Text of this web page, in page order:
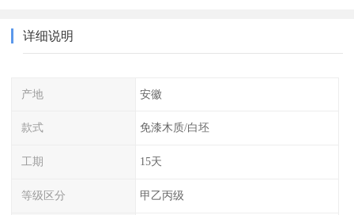
详细说明
产地 安徽
款式 免漆木质/白坯
工期 15天
等级区分 甲乙丙级